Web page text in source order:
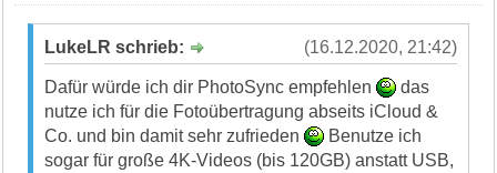
(16.12.2020, 21:42)
LukeLR schrieb:
Dafür würde ich dir PhotoSync empfehlen
das
nutze ich für die Fotoübertragung abseits iCloud &
Co. und bin damit sehr zufrieden
Benutze ich
sogar für große 4K-Videos (bis 120GB) anstatt USB,